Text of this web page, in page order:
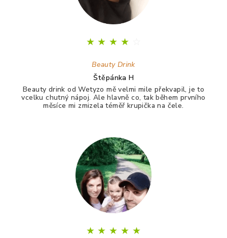
★ ★ ★ ★
Beauty Drink
Štěpánka H
Beauty drink od Wetyzo mě velmi mile překvapil, je to
vcelku chutný nápoj. Ale hlavně co, tak během prvního
měsíce mi zmizela téměř krupička na čele.
★ ★ ★ ★ ★